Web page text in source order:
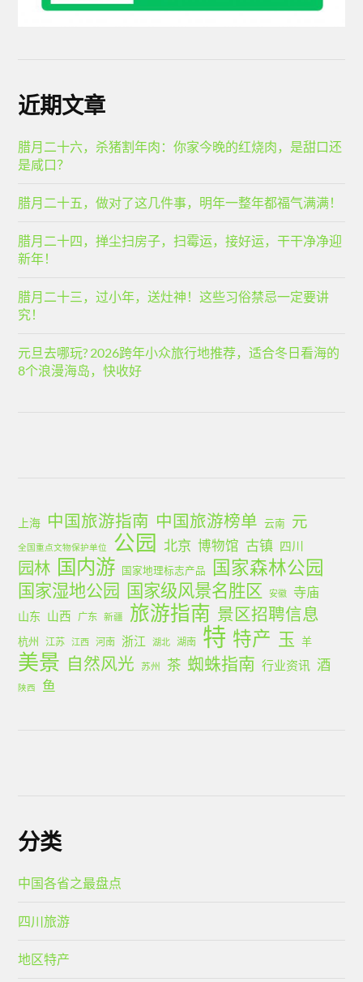
近期文章
腊月二十六，杀猪割年肉：你家今晚的红烧肉，是甜口还
是咸口？
腊月二十五，做对了这几件事，明年一整年都福气满满！
腊月二十四，掸尘扫房子，扫霉运，接好运，干干净净迎
新年！
腊月二十三，过小年，送灶神！这些习俗禁忌一定要讲
究！
元旦去哪玩? 2026跨年小众旅行地推荐，适合冬日看海的
8个浪漫海岛，快收好
上海 中国旅游指南 中国旅游榜单 云南 元
全国重点文物保护单位 公园 北京 博物馆 古镇 四川
园林 国内游 国家地理标志产品 国家森林公园
国家湿地公园 国家级风景名胜区 安徽 寺庙
山东 山西 广东 新疆 旅游指南 景区招聘信息
杭州 江苏 江西 河南 浙江 湖北 湖南 特 特产 玉 羊
美景 自然风光 苏州 茶 蜘蛛指南 行业资讯 酒
陕西 鱼
分类
中国各省之最盘点
四川旅游
地区特产